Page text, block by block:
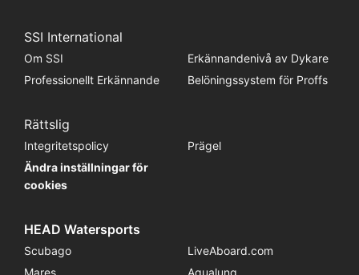
SSI International
Om SSI
Erkännandenivå av Dykare
Professionellt Erkännande
Belöningssystem för Proffs
Rättslig
Integritetspolicy
Prägel
Ändra inställningar för
cookies
HEAD Watersports
Scubago
LiveAboard.com
Mares
Aqualung